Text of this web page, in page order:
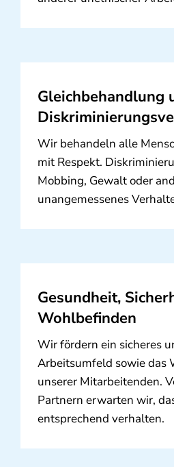
Gleichbehandlung
Wir behandeln alle
mit Respekt.
Mobbing, Gewalt oder
unangemessenes
Gesundheit,
Wohlbefinden
Wir fördern ein sicheres
Arbeitsumfeld sowie das
unserer Mitarbeitenden.
Partnern erwarten wir,
entsprechend verhalten.